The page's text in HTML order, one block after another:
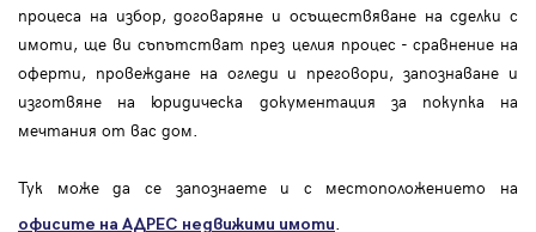
процеса на избор, договаряне и осъществяване на сделки с
имоти, ще ви съпътстват през целия процес - сравнение на
оферти, провеждане на огледи и преговори, запознаване и
изготвяне на юридическа документация за покупка на
мечтания от вас дом.
Тук може да се запознаете и с местоположението на
офисите на АДРЕС недвижими имоти.